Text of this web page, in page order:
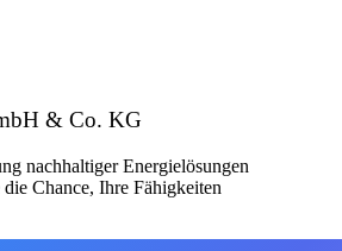
& Co. KG
nachhaltiger Energielösungen
Chance, Ihre Fähigkeiten